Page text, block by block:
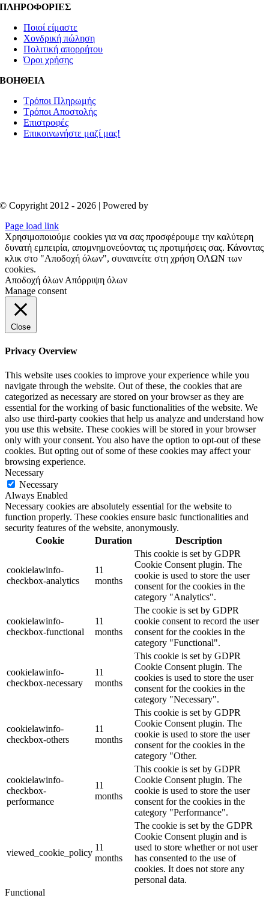
ΠΛΗΡΟΦΟΡΙΕΣ
Ποιοί είμαστε
Χονδρική πώληση
Πολιτική απορρήτου
Όροι χρήσης
ΒΟΗΘΕΙΑ
Τρόποι Πληρωμής
Τρόποι Αποστολής
Επιστροφές
Επικοινωνήστε μαζί μας!
© Copyright 2012 - 2026 | Powered by
Page load link
Χρησιμοποιούμε cookies για να σας προσφέρουμε την καλύτερη
δυνατή εμπειρία, απομνημονεύοντας τις προτιμήσεις σας. Κάνοντας
κλικ στο "Αποδοχή όλων", συναινείτε στη χρήση ΟΛΩΝ των
cookies.
Αποδοχή όλων Απόρριψη όλων
Manage consent
Close
Privacy Overview
This website uses cookies to improve your experience while you
navigate through the website. Out of these, the cookies that are
categorized as necessary are stored on your browser as they are
essential for the working of basic functionalities of the website. We
also use third-party cookies that help us analyze and understand how
you use this website. These cookies will be stored in your browser
only with your consent. You also have the option to opt-out of these
cookies. But opting out of some of these cookies may affect your
browsing experience.
Necessary
Necessary
Always Enabled
Necessary cookies are absolutely essential for the website to
function properly. These cookies ensure basic functionalities and
security features of the website, anonymously.
Cookie
Duration Description
cookielawinfo-
checkbox-analytics
11
months
This cookie is set by GDPR
Cookie Consent plugin. The
cookie is used to store the user
consent for the cookies in the
category "Analytics".
cookielawinfo-
checkbox-functional
11
months
The cookie is set by GDPR
cookie consent to record the user
consent for the cookies in the
category "Functional".
cookielawinfo-
checkbox-necessary
11
months
This cookie is set by GDPR
Cookie Consent plugin. The
cookies is used to store the user
consent for the cookies in the
category "Necessary".
cookielawinfo-
checkbox-others
11
months
This cookie is set by GDPR
Cookie Consent plugin. The
cookie is used to store the user
consent for the cookies in the
category "Other.
cookielawinfo-
checkbox-
performance
11
months
This cookie is set by GDPR
Cookie Consent plugin. The
cookie is used to store the user
consent for the cookies in the
category "Performance".
viewed_cookie_policy
11
months
The cookie is set by the GDPR
Cookie Consent plugin and is
used to store whether or not user
has consented to the use of
cookies. It does not store any
personal data.
Functional